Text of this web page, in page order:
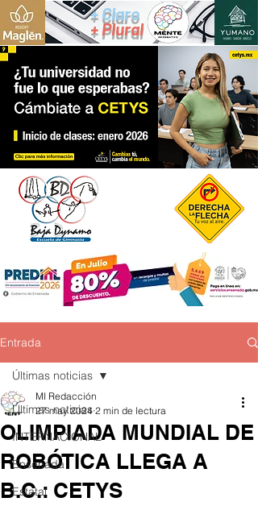
+ Claro
+ Plural
Entrada
Últimas noticias
INTERNACIONAL
Ensenada
Estatal
Últimas noticias
OLIMPIADA MUNDIAL DE
ROBÓTICA LLEGA A
B.C.: CETYS
MI Redacción
27 may 2024 2 min de lectura